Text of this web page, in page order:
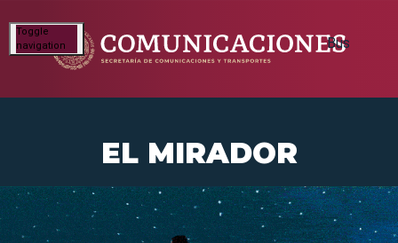
Toggle
navigation
EL MIRADOR